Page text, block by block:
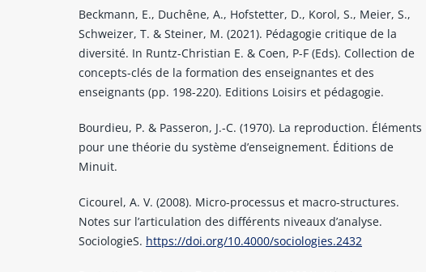
Beckmann, E., Duchêne, A., Hofstetter, D., Korol, S., Meier, S.,
Schweizer, T. & Steiner, M. (2021). Pédagogie critique de la
diversité. In Runtz-Christian E. & Coen, P-F (Eds). Collection de
concepts-clés de la formation des enseignantes et des
enseignants (pp. 198-220). Editions Loisirs et pédagogie.
Bourdieu, P. & Passeron, J.-C. (1970). La reproduction. Éléments
pour une théorie du système d’enseignement. Éditions de
Minuit.
Cicourel, A. V. (2008). Micro-processus et macro-structures.
Notes sur l’articulation des différents niveaux d’analyse.
SociologieS. https://doi.org/10.4000/sociologies.2432